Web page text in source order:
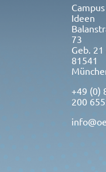
Ideen
73
Geb. 21
81541
+49 (0)
200